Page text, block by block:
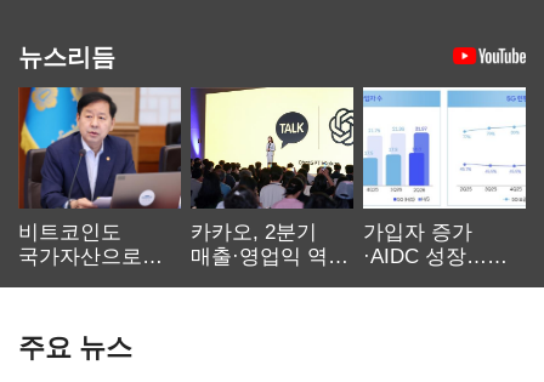
뉴스리듬
비트코인도
국가자산으로…'
카카오, 2분기
매출·영업익 역대
가입자 증가
·AIDC 성장…
주요 뉴스